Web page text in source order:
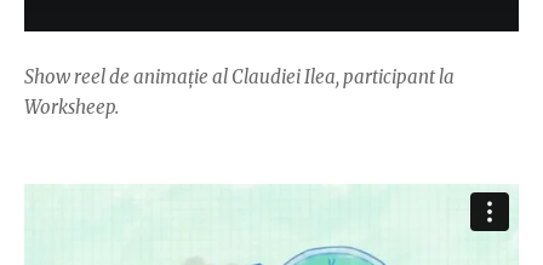
Show reel de animație al Claudiei Ilea, participant la
Worksheep.